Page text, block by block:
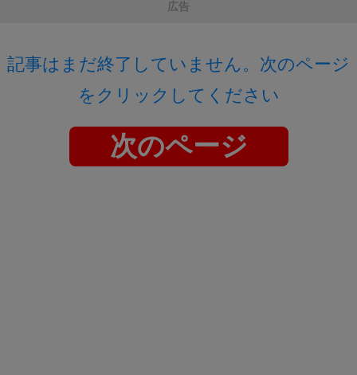
広告
記事はまだ終了していません。次のページ
をクリックしてください
次のページ